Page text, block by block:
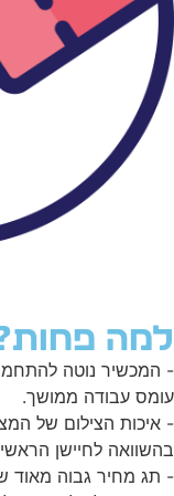
פחות?
עבודה ממושך.
הצילום של
לחיישן הראשי.
מחיר גבוה מאוד